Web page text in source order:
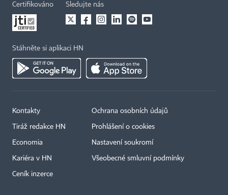
Certifikováno Sledujte nás
Stáhněte si aplikaci HN
Kontakty
Tiráž redakce HN
Economia
Kariéra v HN
Ceník inzerce
Ochrana osobních údajů
Prohlášení o cookies
Nastavení soukromí
Všeobecné smluvní podmínky